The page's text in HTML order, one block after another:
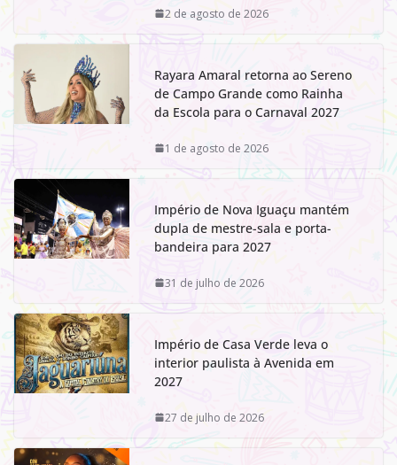
2 de agosto de 2026
Rayara Amaral retorna ao Sereno
de Campo Grande como Rainha
da Escola para o Carnaval 2027
1 de agosto de 2026
Império de Nova Iguaçu mantém
dupla de mestre-sala e porta-
bandeira para 2027
31 de julho de 2026
Império de Casa Verde leva o
interior paulista à Avenida em
2027
27 de julho de 2026